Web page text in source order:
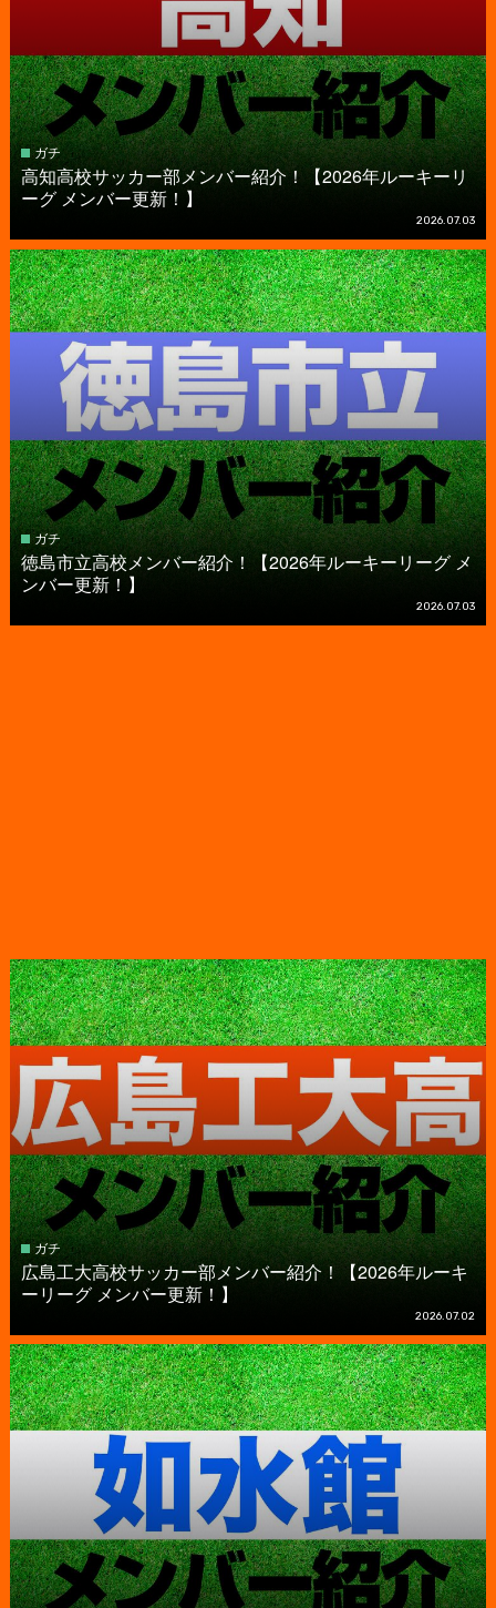
ガチ
高知高校サッカー部メンバー紹介！【2026年ルーキーリ
ーグ メンバー更新！】
2026.07.03
ガチ
徳島市立高校メンバー紹介！【2026年ルーキーリーグ メ
ンバー更新！】
2026.07.03
ガチ
広島工大高校サッカー部メンバー紹介！【2026年ルーキ
ーリーグ メンバー更新！】
2026.07.02